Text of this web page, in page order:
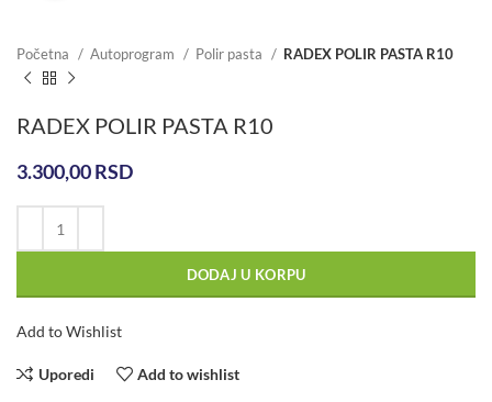
Početna Autoprogram Polir pasta RADEX POLIR PASTA R10
RADEX POLIR PASTA R10
3.300,00RSD
DODAJ U KORPU
Add to Wishlist
Uporedi Add to wishlist